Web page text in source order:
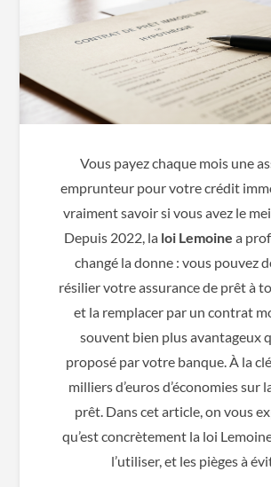
Vous payez chaque mois une
emprunteur pour votre crédit
vraiment savoir si vous avez le
Depuis 2022, la loi Lemoine a
changé la donne : vous pouvez
résilier votre assurance de prêt à
et la remplacer par un contrat
souvent bien plus avantageux
proposé par votre banque. À la
milliers d’euros d’économies sur
prêt. Dans cet article, on vous
qu’est concrètement la loi
l’utiliser, et les pièges à